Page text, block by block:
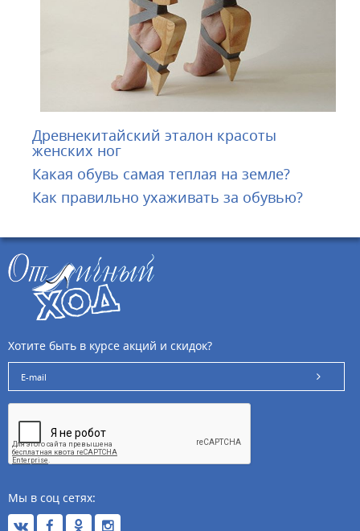
Древнекитайский эталон красоты
женских ног
Какая обувь самая теплая на земле?
Как правильно ухаживать за обувью?
Хотите быть в курсе акций и скидок?
Мы в соц сетях: